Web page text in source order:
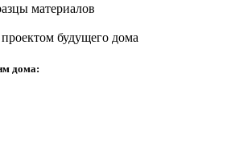
материалов
проектом будущего дома
дома: